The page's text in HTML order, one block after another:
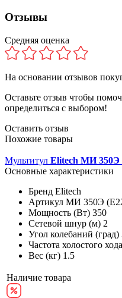
Отзывы
Средняя оценка
На основании отзывов
Оставьте отзыв чтобы
определиться с выбором!
Оставить отзыв
Похожие товары
Мультитул Elitech МИ 350Э
Основные характеристики
Бренд Elitech
Артикул МИ 350Э
Мощность (Вт) 350
Сетевой шнур (м) 2
Угол колебаний (град)
Частота холостого
Вес (кг) 1.5
Наличие товара